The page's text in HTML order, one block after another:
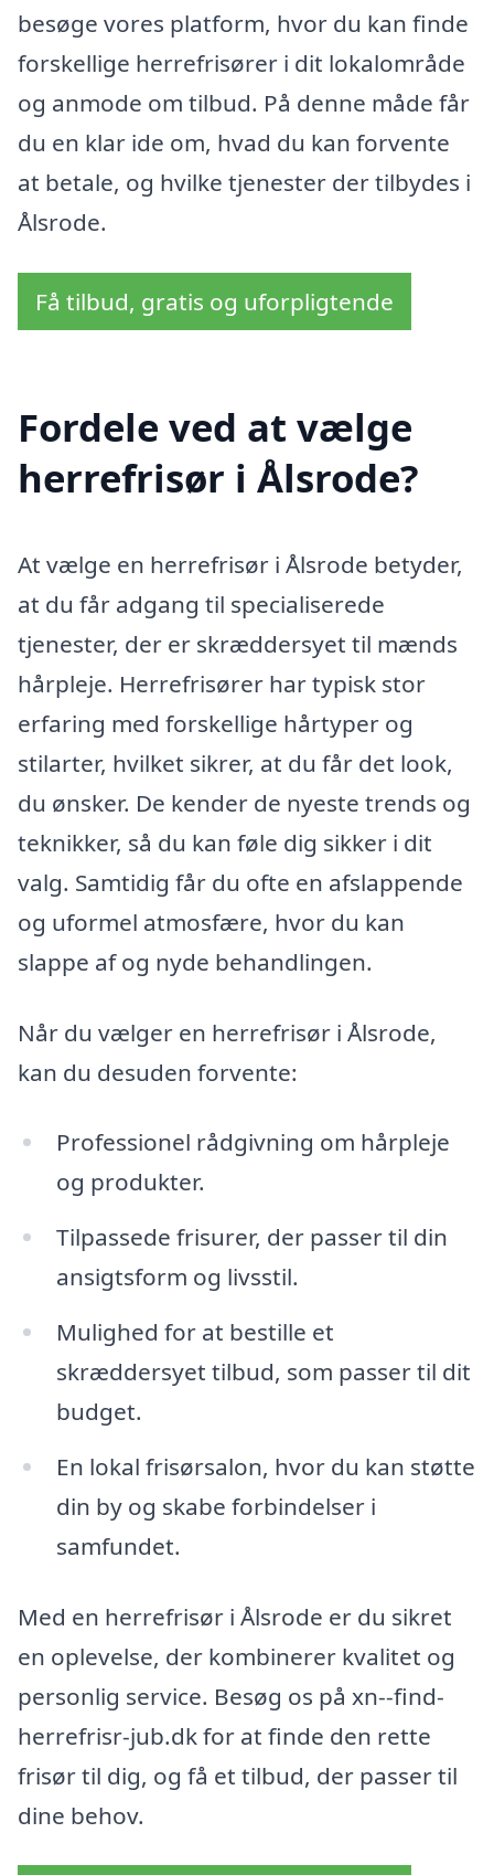
besøge vores platform, hvor du kan finde
forskellige herrefrisører i dit lokalområde
og anmode om tilbud. På denne måde får
du en klar ide om, hvad du kan forvente
at betale, og hvilke tjenester der tilbydes i
Ålsrode.
Få tilbud, gratis og uforpligtende
Fordele ved at vælge
herrefrisør i Ålsrode?
At vælge en herrefrisør i Ålsrode betyder,
at du får adgang til specialiserede
tjenester, der er skræddersyet til mænds
hårpleje. Herrefrisører har typisk stor
erfaring med forskellige hårtyper og
stilarter, hvilket sikrer, at du får det look,
du ønsker. De kender de nyeste trends og
teknikker, så du kan føle dig sikker i dit
valg. Samtidig får du ofte en afslappende
og uformel atmosfære, hvor du kan
slappe af og nyde behandlingen.
Når du vælger en herrefrisør i Ålsrode,
kan du desuden forvente:
Professionel rådgivning om hårpleje
og produkter.
Tilpassede frisurer, der passer til din
ansigtsform og livsstil.
Mulighed for at bestille et
skræddersyet tilbud, som passer til dit
budget.
En lokal frisørsalon, hvor du kan støtte
din by og skabe forbindelser i
samfundet.
Med en herrefrisør i Ålsrode er du sikret
en oplevelse, der kombinerer kvalitet og
personlig service. Besøg os på xn--find-
herrefrisr-jub.dk for at finde den rette
frisør til dig, og få et tilbud, der passer til
dine behov.